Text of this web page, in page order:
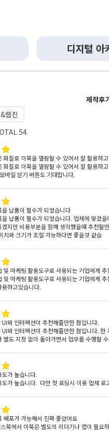
디지털 아
제작후
웹진
54
화질로 이북을 열람할 수 있어서 잘 활용하
화질로 이북을 열람할 수 있어서 잘 활용하
바일 닫기 버튼도 기대합니다.
납품이 필수가 되었습니다
납품이 필수가 되었습니다. 업체에 맞겼
지만 비용부분을 함께 생각했을때 추천할
치와 크기가 조절 가능하다면 좋을것 같습
및 마케팅 활용도구로 사용되는 기업에게
및 마케팅 활용도구로 사용되는 기업에게
용하고있습니다.
와 인터랙션이 추천해줄만한 점입니다.
와 인터랙션이 추천해줄만한 점입니다.
별도 지정 없이 돌아가면서 업무를 수행할
도가 높습니다.
도가 높습니다. 다만 첫 로딩시 이용 업체
배포가 가능해서 진짜 좋았어요
북에서 이북은 별도의 리더기나 앱이 필요